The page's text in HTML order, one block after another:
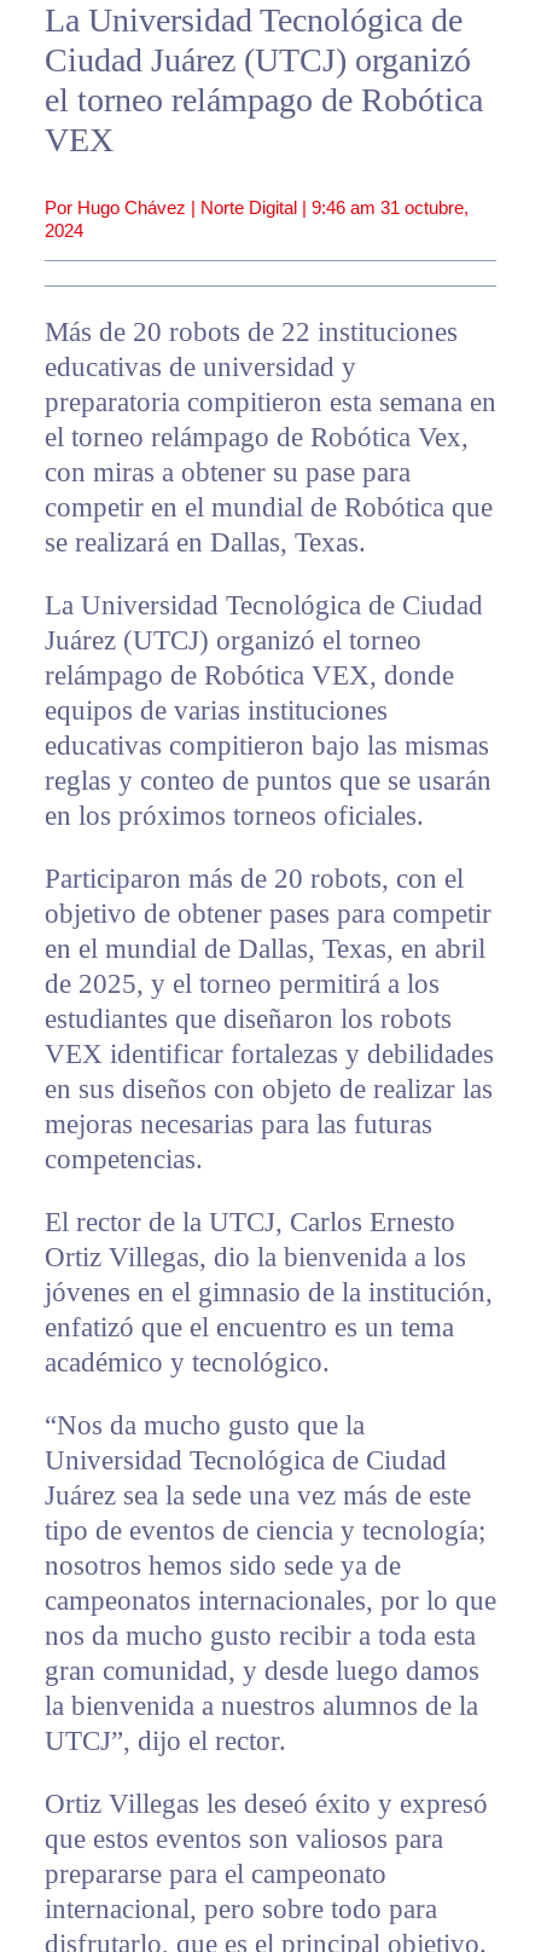
La Universidad Tecnológica de
Ciudad Juárez (UTCJ) organizó
el torneo relámpago de Robótica
VEX
Por Hugo Chávez | Norte Digital | 9:46 am 31 octubre,
2024
Más de 20 robots de 22 instituciones
educativas de universidad y
preparatoria compitieron esta semana en
el torneo relámpago de Robótica Vex,
con miras a obtener su pase para
competir en el mundial de Robótica que
se realizará en Dallas, Texas.
La Universidad Tecnológica de Ciudad
Juárez (UTCJ) organizó el torneo
relámpago de Robótica VEX, donde
equipos de varias instituciones
educativas compitieron bajo las mismas
reglas y conteo de puntos que se usarán
en los próximos torneos oficiales.
Participaron más de 20 robots, con el
objetivo de obtener pases para competir
en el mundial de Dallas, Texas, en abril
de 2025, y el torneo permitirá a los
estudiantes que diseñaron los robots
VEX identificar fortalezas y debilidades
en sus diseños con objeto de realizar las
mejoras necesarias para las futuras
competencias.
El rector de la UTCJ, Carlos Ernesto
Ortiz Villegas, dio la bienvenida a los
jóvenes en el gimnasio de la institución,
enfatizó que el encuentro es un tema
académico y tecnológico.
“Nos da mucho gusto que la
Universidad Tecnológica de Ciudad
Juárez sea la sede una vez más de este
tipo de eventos de ciencia y tecnología;
nosotros hemos sido sede ya de
campeonatos internacionales, por lo que
nos da mucho gusto recibir a toda esta
gran comunidad, y desde luego damos
la bienvenida a nuestros alumnos de la
UTCJ”, dijo el rector.
Ortiz Villegas les deseó éxito y expresó
que estos eventos son valiosos para
prepararse para el campeonato
internacional, pero sobre todo para
disfrutarlo, que es el principal objetivo.